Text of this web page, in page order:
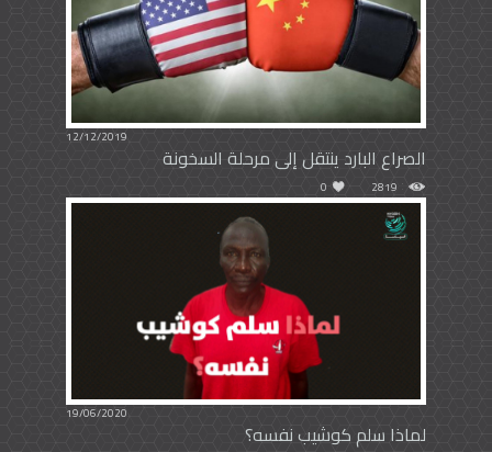
12/12/2019
الصراع البارد ينتقل إلى مرحلة السخونة
2819
0
19/06/2020
لماذا سلم كوشيب نفسه؟